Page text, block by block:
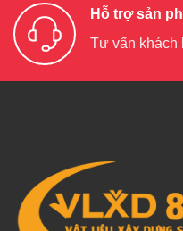
Hỗ trợ sản
Tư vấn khách